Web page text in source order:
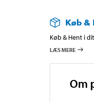
Køb &
Køb & Hent i
LÆS MERE
Om